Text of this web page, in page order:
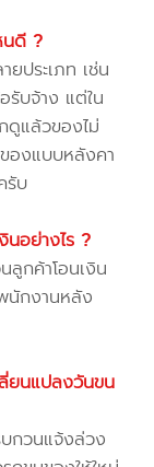
นดี ?
ยประเภท เช่น
รับจ้าง แต่ใน
ดูแล้วของไม่
ของแบบหลังคา
รับ
อย่างไร ?
กค้าโอนเงิน
นักงานหลัง
ยนแปลงวันขน
กวนแจ้งล่วง